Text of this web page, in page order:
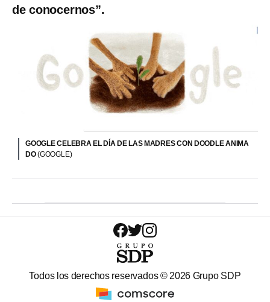
de conocernos”.
GOOGLE CELEBRA EL DÍA DE LAS MADRES CON DOODLE ANIMA
DO(GOOGLE)
Todos los derechos reservados © 2026 Grupo SDP